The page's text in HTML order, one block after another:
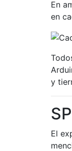
En
en
y
El